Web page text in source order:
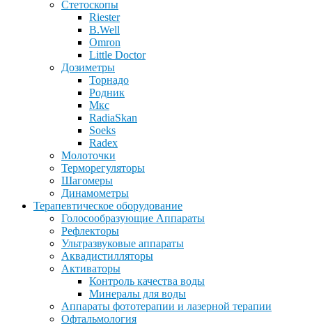
Стетоскопы
Riester
B.Well
Omron
Little Doctor
Дозиметры
Торнадо
Родник
Мкс
RadiaSkan
Soeks
Radex
Молоточки
Терморегуляторы
Шагомеры
Динамометры
Терапевтическое оборудование
Голосообразующие Аппараты
Рефлекторы
Ультразвуковые аппараты
Аквадистилляторы
Активаторы
Контроль качества воды
Минералы для воды
Аппараты фототерапии и лазерной терапии
Офтальмология